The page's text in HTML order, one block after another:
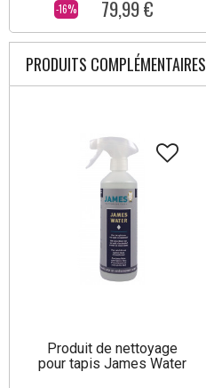
-16% 79,99 €
PRODUITS COMPLÉMENTAIRES
Produit de nettoyage
pour tapis James Water